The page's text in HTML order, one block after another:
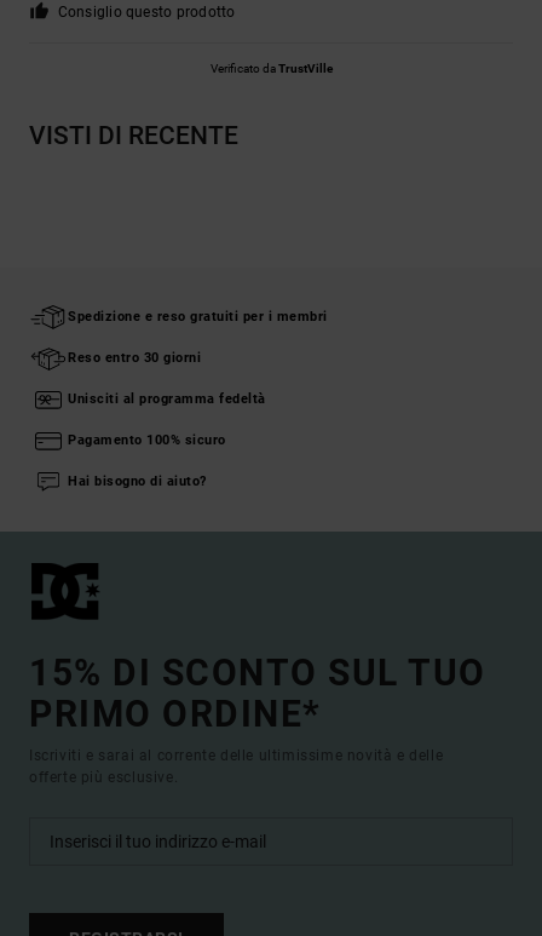
Consiglio questo prodotto
Verificato daTrustVille
VISTI DI RECENTE
Spedizione e reso gratuiti per i membri
Reso entro 30 giorni
Unisciti al programma fedeltà
Pagamento 100% sicuro
Hai bisogno di aiuto?
15% DI SCONTO SUL TUO
PRIMO ORDINE*
Iscriviti e sarai al corrente delle ultimissime novità e delle
offerte più esclusive.